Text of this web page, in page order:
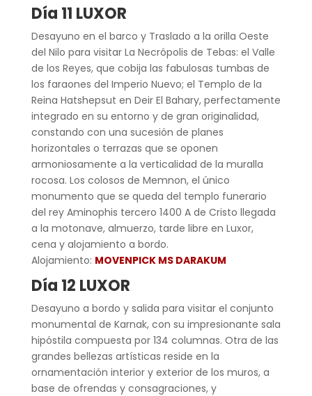
Día 11 LUXOR
Desayuno en el barco y Traslado a la orilla Oeste
del Nilo para visitar La Necrópolis de Tebas: el Valle
de los Reyes, que cobija las fabulosas tumbas de
los faraones del Imperio Nuevo; el Templo de la
Reina Hatshepsut en Deir El Bahary, perfectamente
integrado en su entorno y de gran originalidad,
constando con una sucesión de planes
horizontales o terrazas que se oponen
armoniosamente a la verticalidad de la muralla
rocosa. Los colosos de Memnon, el único
monumento que se queda del templo funerario
del rey Aminophis tercero 1400 A de Cristo llegada
a la motonave, almuerzo, tarde libre en Luxor,
cena y alojamiento a bordo.
Alojamiento: MOVENPICK MS DARAKUM
Día 12 LUXOR
Desayuno a bordo y salida para visitar el conjunto
monumental de Karnak, con su impresionante sala
hipóstila compuesta por 134 columnas. Otra de las
grandes bellezas artísticas reside en la
ornamentación interior y exterior de los muros, a
base de ofrendas y consagraciones, y